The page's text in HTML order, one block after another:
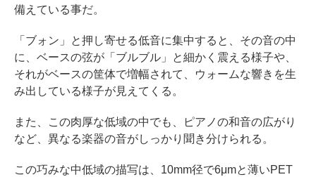
備えている事だ。
「ブォン」と押し寄せる低音に集中すると、その音の中
に、ベースの弦が「ブルブル」と細かく震える様子や、
それがベースの筐体で増幅されて、ウォームな響きを生
み出している様子が見えてくる。
また、この肉厚な低域の中でも、ピアノの和音の広がり
など、異なる楽器の音がしっかり聞き分けられる。
この巧みな中低域の描写は、10mm径で6μmと薄いPET